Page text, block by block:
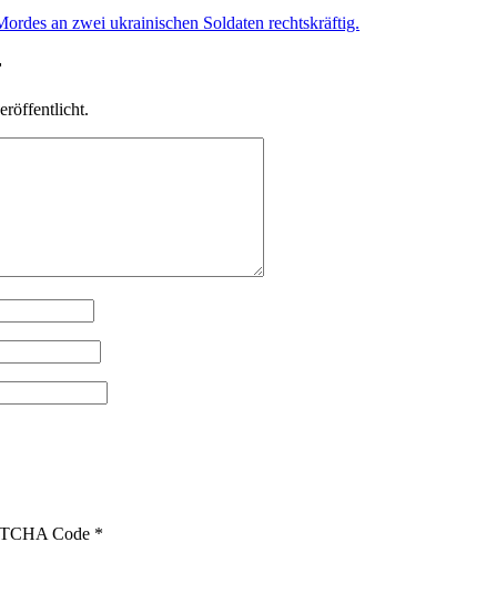
an zwei ukrainischen Soldaten rechtskräftig.
Code *